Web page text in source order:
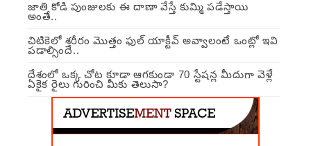
జాతి కోడి పుంజులకు ఈ దాణా వేస్తే కుమ్మి పడేస్తాయి
అంతే..
చిటికెలో శరీరం మొత్తం ఫుల్ యాక్టీవ్ అవ్వాలంటే ఒంట్లో ఇవి
పడాల్సిందే..
దేశంలో ఒక్క చోట కూడా ఆగకుండా 70 స్టేషన్ల మీదుగా వెళ్లే
ఏకైక రైలు గురించి మీకు తెలుసా?